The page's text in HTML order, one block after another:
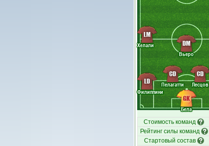
Бела
Филиппини
Пелагатти
Лесцов
Хелали
Вьеро
GK
LD
CD
CD
LM
DM
Стоимость команд
Рейтинг силы команд
Стартовый состав